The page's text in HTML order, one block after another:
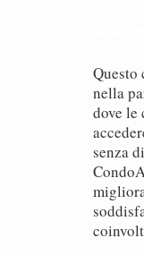
Questo
nella
dove le
senza